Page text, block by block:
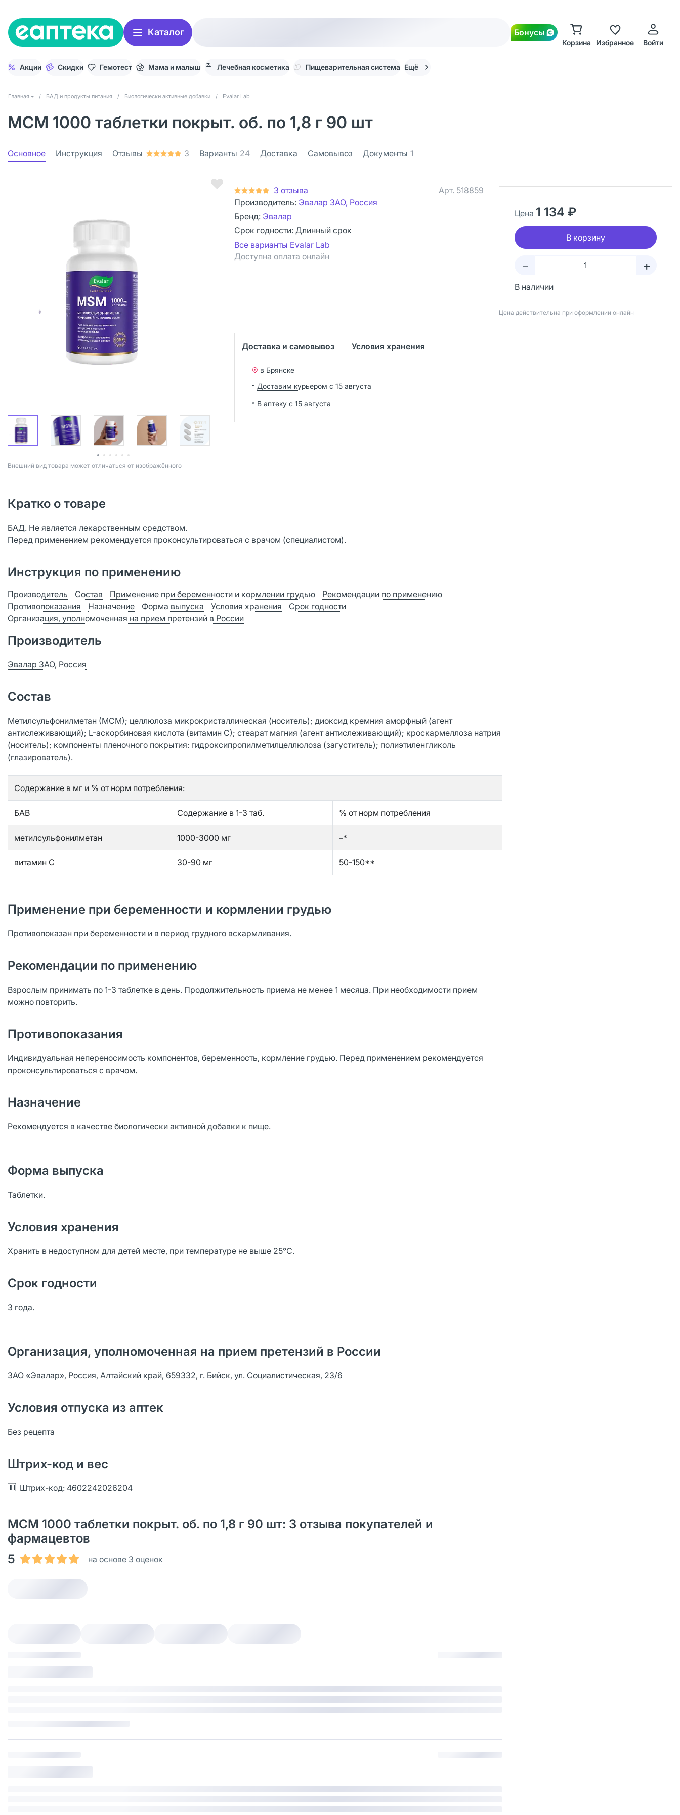
Каталог Бонусы
Корзина Избранное Войти
Акции Скидки Гемотест Мама и малыш Лечебная косметика Пищеварительная система Ещё
Главная / БАД и продукты питания / Биологически активные добавки / Evalar Lab
МСМ 1000 таблетки покрыт. об. по 1,8 г 90 шт
Основное Инструкция Отзывы 3 Варианты 24 Доставка Самовывоз Документы 1
Bнешний вид товара может отличаться от изображённого
3 отзыва Арт. 518859
Производитель: Эвалар ЗАО, Россия
Бренд: Эвалар
Срок годности: Длинный срок
Все варианты Evalar Lab
Доступна оплата онлайн
Цена 1 134 ₽
В корзину
– +
В наличии
Цена действительна при оформлении онлайн
Доставка и самовывоз Условия хранения
в Брянске
Доставим курьером с 15 августа
В аптеку с 15 августа
Кратко о товаре
БАД. Не является лекарственным средством.
Перед применением рекомендуется проконсультироваться с врачом (специалистом).
Инструкция по применению
Производитель Состав Применение при беременности и кормлении грудью
Рекомендации по применению
Противопоказания
Назначение Форма выпуска Условия хранения
Срок годности
Организация, уполномоченная на прием претензий в России
Производитель
Эвалар ЗАО, Россия
Состав
Метилсульфонилметан (МСМ); целлюлоза микрокристаллическая (носитель); диоксид кремния аморфный (агент
антислеживающий); L-аскорбиновая кислота (витамин С); стеарат магния (агент антислеживающий); кроскармеллоза натрия
(носитель); компоненты пленочного покрытия: гидроксипропилметилцеллюлоза (загуститель); полиэтиленгликоль
(глазирователь).
Содержание в мг и % от норм потребления:
БАВ Содержание в 1-3 таб. % от норм потребления
метилсульфонилметан 1000-3000 мг –*
витамин С 30-90 мг 50-150**
Применение при беременности и кормлении грудью
Противопоказан при беременности и в период грудного вскармливания.
Рекомендации по применению
Взрослым принимать по 1-3 таблетке в день. Продолжительность приема не менее 1 месяца. При необходимости прием
можно повторить.
Противопоказания
Индивидуальная непереносимость компонентов, беременность, кормление грудью. Перед применением рекомендуется
проконсультироваться с врачом.
Назначение
Рекомендуется в качестве биологически активной добавки к пище.
Форма выпуска
Таблетки.
Условия хранения
Хранить в недоступном для детей месте, при температуре не выше 25°С.
Срок годности
3 года.
Организация, уполномоченная на прием претензий в России
ЗАО «Эвалар», Россия, Алтайский край, 659332, г. Бийск, ул. Социалистическая, 23/6
Условия отпуска из аптек
Без рецепта
Штрих-код и вес
Штрих-код: 4602242026204
МСМ 1000 таблетки покрыт. об. по 1,8 г 90 шт: 3 отзыва покупателей и
фармацевтов
5
на основе 3 оценок